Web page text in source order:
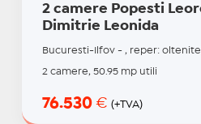
2 camere Popesti
Dimitrie Leonida
Bucuresti-Ilfov - , reper:
2 camere, 50.95 mp utili
76.530 € (+TVA)